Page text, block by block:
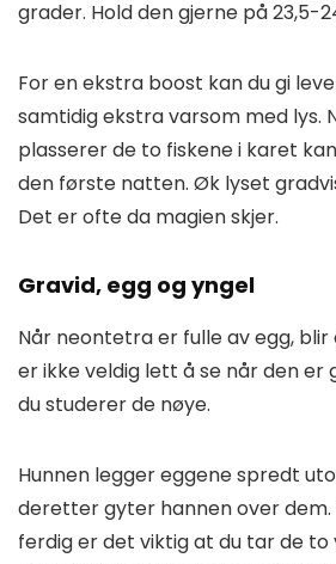
grader. Hold den gjerne på 23,5-
For en ekstra boost kan du gi
samtidig ekstra varsom med lys.
plasserer de to fiskene i karet
den første natten. Øk lyset
Det er ofte da magien skjer.
Gravid, egg og yngel
Når neontetra er fulle av egg,
er ikke veldig lett å se når den er
du studerer de nøye.
Hunnen legger eggene spredt
deretter gyter hannen over dem.
ferdig er det viktig at du tar de to